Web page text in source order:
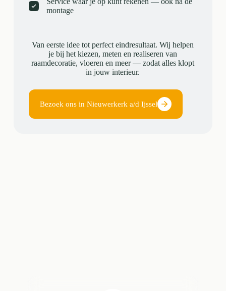
montage
Van eerste idee tot perfect eindresultaat. Wij helpen
je bij het kiezen, meten en realiseren van
raamdecoratie, vloeren en meer — zodat alles klopt
in jouw interieur.
Bezoek ons in Nieuwerkerk a/d Ijssel